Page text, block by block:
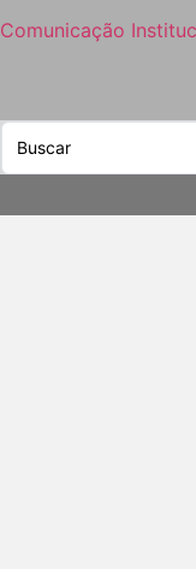
Comunicação